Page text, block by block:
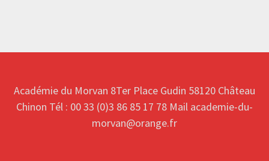
Académie du Morvan 8Ter Place Gudin 58120 Château
Chinon Tél : 00 33 (0)3 86 85 17 78 Mail academie-du-
morvan@orange.fr